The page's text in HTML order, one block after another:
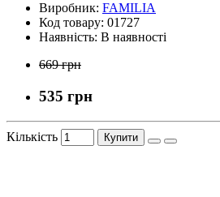
Виробник: FAMILIA
Код товару: 01727
Наявність: В наявності
669 грн
535 грн
Кількість Купити